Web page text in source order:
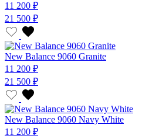
11 200 ₽
21 500 ₽
New Balance 9060 Granite
11 200 ₽
21 500 ₽
New Balance 9060 Navy White
11 200 ₽